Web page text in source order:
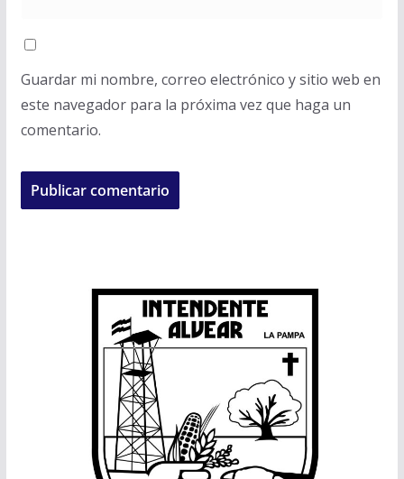
Guardar mi nombre, correo electrónico y sitio web en
este navegador para la próxima vez que haga un
comentario.